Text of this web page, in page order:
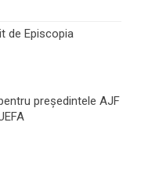
de Episcopia
preşedintele AJF